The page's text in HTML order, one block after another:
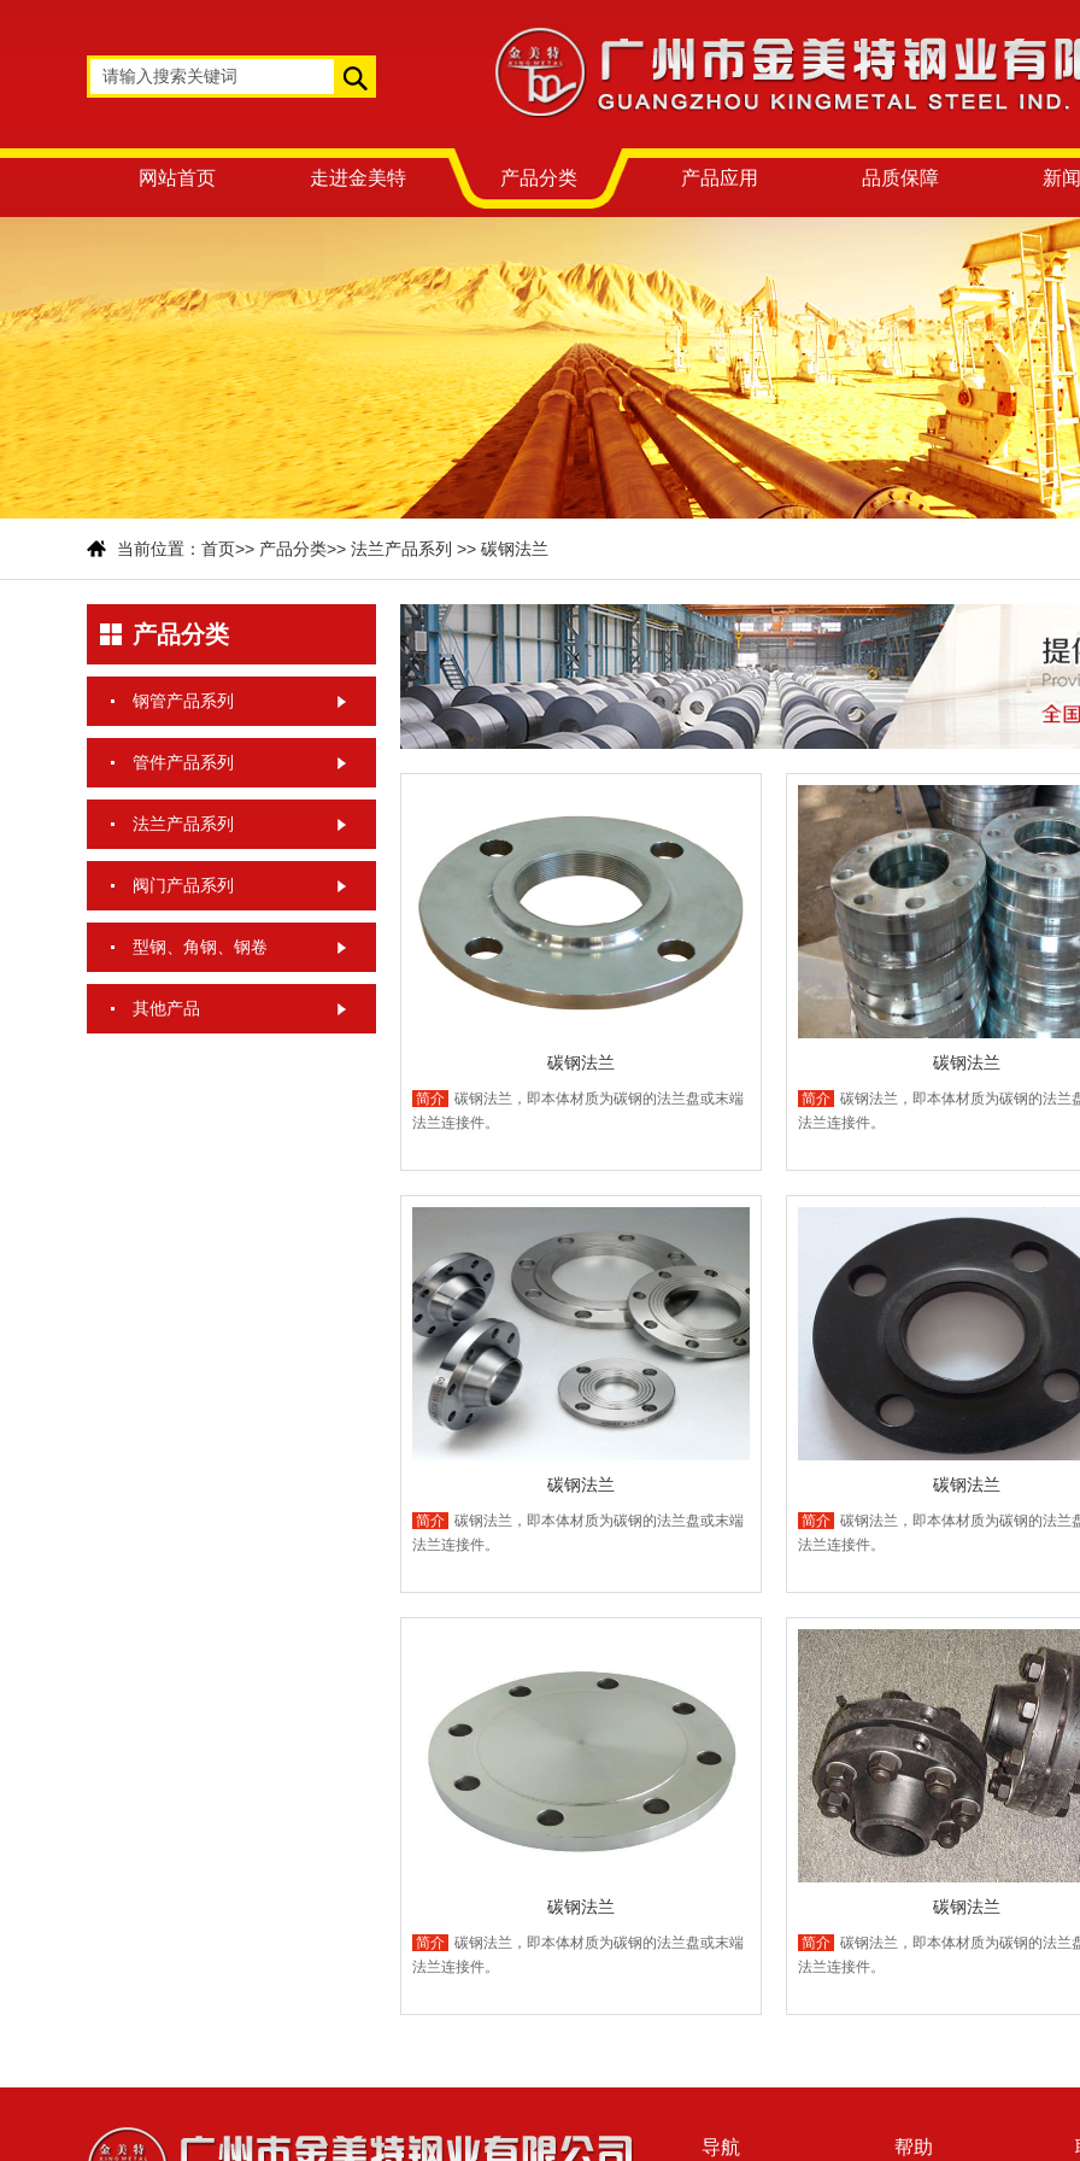
网站首页 走进金美特 产品分类 产品应用 品质保障 新
当前位置： 首页>> 产品分类>> 法兰产品系列 >> 碳钢法兰
产品分类
钢管产品系列
管件产品系列
法兰产品系列
阀门产品系列
型钢、角钢、钢卷
其他产品
碳钢法兰
简介 碳钢法兰，即本体材质为碳钢的法兰盘或末端
法兰连接件。
碳钢法兰
简介 碳钢法兰，即本体材质为碳钢的法兰
法兰连接件。
碳钢法兰
简介 碳钢法兰，即本体材质为碳钢的法兰盘或末端
法兰连接件。
碳钢法兰
简介 碳钢法兰，即本体材质为碳钢的法兰
法兰连接件。
碳钢法兰
简介 碳钢法兰，即本体材质为碳钢的法兰盘或末端
法兰连接件。
碳钢法兰
简介 碳钢法兰，即本体材质为碳钢的法兰
法兰连接件。
导航 帮助